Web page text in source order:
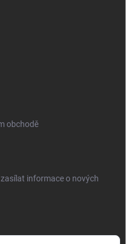
obchodě
informace o nových